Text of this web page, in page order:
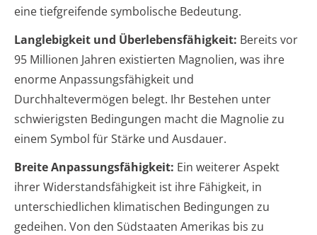
eine tiefgreifende symbolische Bedeutung.
Langlebigkeit und Überlebensfähigkeit: Bereits vor
95 Millionen Jahren existierten Magnolien, was ihre
enorme Anpassungsfähigkeit und
Durchhaltevermögen belegt. Ihr Bestehen unter
schwierigsten Bedingungen macht die Magnolie zu
einem Symbol für Stärke und Ausdauer.
Breite Anpassungsfähigkeit: Ein weiterer Aspekt
ihrer Widerstandsfähigkeit ist ihre Fähigkeit, in
unterschiedlichen klimatischen Bedingungen zu
gedeihen. Von den Südstaaten Amerikas bis zu